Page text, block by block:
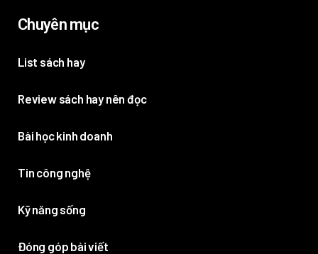
Chuyên mục
List sách hay
Review sách hay nên đọc
Bài học kinh doanh
Tin công nghệ
Kỹ năng sống
Đóng góp bài viết